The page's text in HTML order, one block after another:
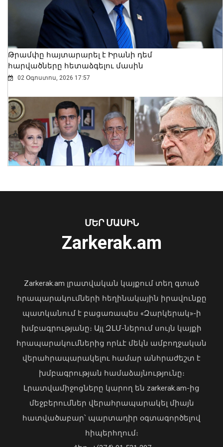
Բրիտանիայի դեսպանը հայերեն է
խոսում․ տեսանյութ
06 Օգոստոս, 2026 23:30
Վահագն Խաչատուրյանն ընդունել է
Picsart ընկերության հիմնադիր և
գործադիր տնօրեն Հովհաննես
Թրամփը հայտարարել է Իրանի դեմ
հարվածները հետաձգելու մասին
02 Օգոստոս, 2026 17:57
«Պարտվեցինք դաժան հիվանդության
04 Օգոստոս, 2026 19:12
Վարչապետ Փաշինյանն այցելել է
ՄԵՐ ՄԱՍԻՆ
Zarkerak.am
Zarkerak.am լրատվական կայքում տեղ գտած
հրապարակումների հեղինակային իրավունքը
պատկանում է բացառապես «Զարկերակ»-ի
խմբագրությանը։ Այլ ԶԼՄ-ներում սույն կայքի
հրապարակումներից որևէ մեկն ամբողջական
վերահրապարակելու համար անհրաժեշտ է
խմբագրության համաձայնությունը։
Լրատվամիջոցները կարող են zarkerak.am-ից
մեջբերումներ վերահրապարակել միայն
հատվածաբար՝ պարտադիր օգտագործելով
հիպերհղում։